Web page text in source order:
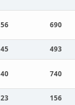
56 690
45 493
40 740
23
156